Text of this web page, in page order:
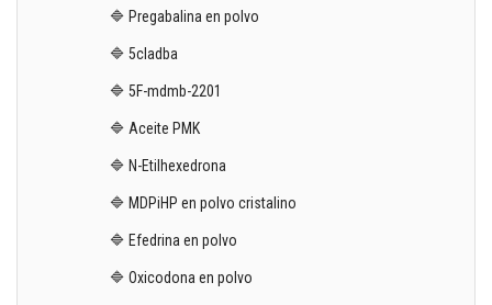
🔷 Pregabalina en polvo
🔷 5cladba
🔷 5F-mdmb-2201
🔷 Aceite PMK
🔷 N-Etilhexedrona
🔷 MDPiHP en polvo cristalino
🔷 Efedrina en polvo
🔷 Oxicodona en polvo